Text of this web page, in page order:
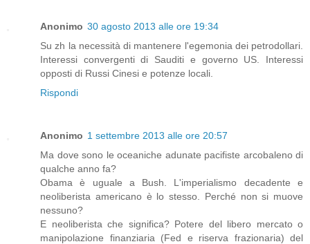
Anonimo 30 agosto 2013 alle ore 19:34
Su zh la necessità di mantenere l'egemonia dei petrodollari.
Interessi convergenti di Sauditi e governo US. Interessi
opposti di Russi Cinesi e potenze locali.
Rispondi
Anonimo 1 settembre 2013 alle ore 20:57
Ma dove sono le oceaniche adunate pacifiste arcobaleno di
qualche anno fa?
Obama è uguale a Bush. L'imperialismo decadente e
neoliberista americano è lo stesso. Perché non si muove
nessuno?
E neoliberista che significa? Potere del libero mercato o
manipolazione finanziaria (Fed e riserva frazionaria) del